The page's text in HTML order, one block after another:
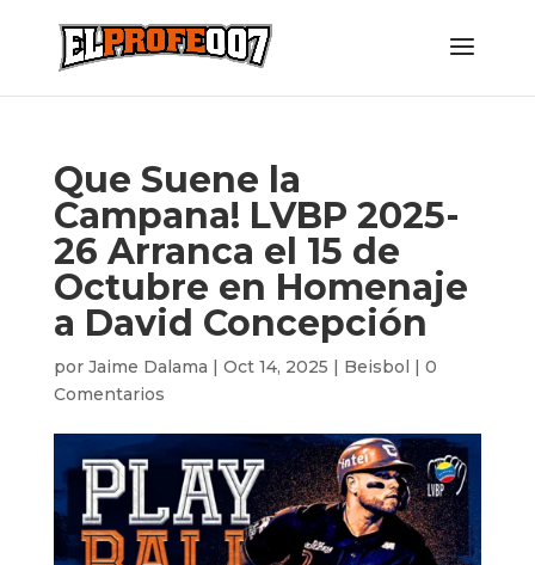
Que Suene la
Campana! LVBP 2025-
26 Arranca el 15 de
Octubre en Homenaje
a David Concepción
por Jaime Dalama | Oct 14, 2025 | Beisbol | 0
Comentarios